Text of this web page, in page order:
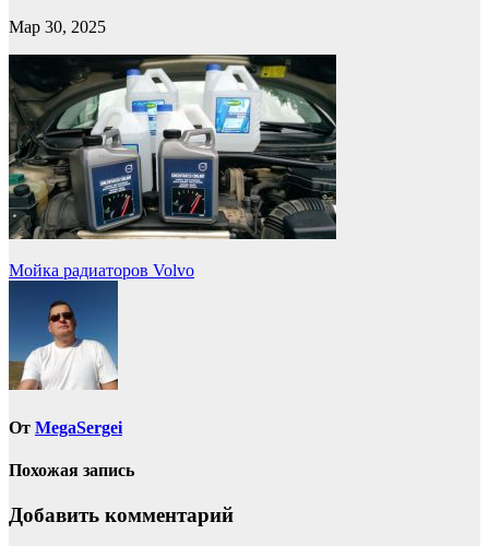
Мар 30, 2025
Навигация
записям
Мойка радиаторов Volvo
От MegaSergei
Похожая запись
Добавить комментарий